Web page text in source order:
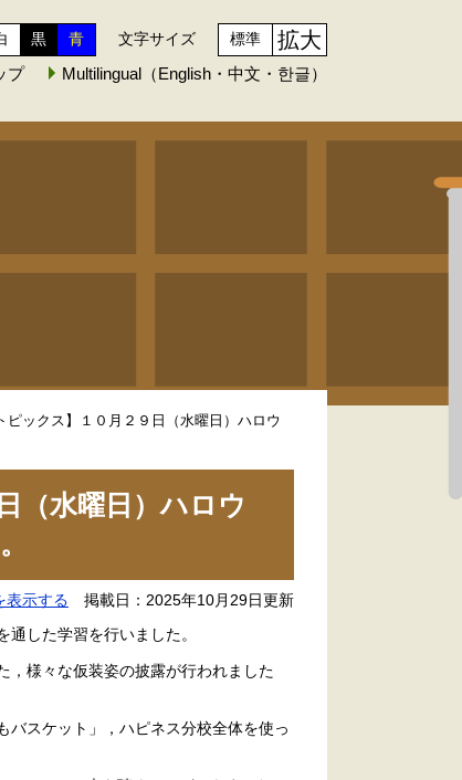
黒 青 文字サイズ 標準 拡大
プ Multilingual（English・中文・한글）
ピックス】１０月２９日（水曜日）ハロウ
（水曜日）ハロウ
表示する 掲載日：2025年10月29日更新
した学習を行いました。
様々な仮装姿の披露が行われました
スケット」，ハピネス分校全体を使っ